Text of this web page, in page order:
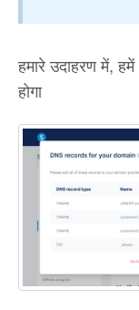
हमारे उदाहरण में, हमें
होगा